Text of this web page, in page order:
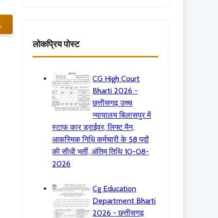
लोकप्रिय पोस्ट
CG High Court
Bharti 2026 -
छत्तीसगढ़ उच्च
न्यायालय बिलासपुर में
स्टाफ कार ड्राईवर, लिफ्ट मैन,
आकस्मिक निधि कर्मचारी के 58 पदों
की सीधी भर्ती, अंतिम तिथि 10-08-
2026
Cg Education
Department Bharti
2026 - छत्तीसगढ़